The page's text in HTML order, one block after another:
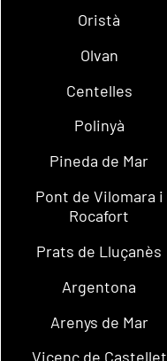
Oristà
Olvan
Centelles
Polinyà
Pineda de Mar
Pont de Vilomara i
Rocafort
Prats de Lluçanès
Argentona
Arenys de Mar
Vicenç de Castellet